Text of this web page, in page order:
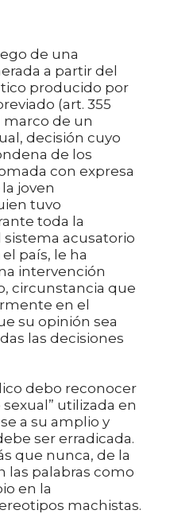
de una
a partir del
producido por
(art. 355
marco de un
decisión cuyo
de los
con expresa
joven
tuvo
toda la
acusatorio
país, le ha
intervención
circunstancia que
en el
su opinión sea
las decisiones
debo reconocer
utilizada en
a su amplio y
ser erradicada.
que nunca, de la
las palabras como
en la
machistas.